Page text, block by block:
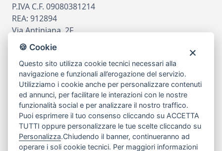
P.IVA C.F. 09080381214
REA: 912894
Via Antiniana, 2F
80078 Pozzuoli
tel081.7515380
emailinfo@edicomm.it
Assistenza Clienti
Chi siamo
🍪 Cookie
Questo sito utilizza cookie tecnici necessari alla
navigazione e funzionali all’erogazione del servizio.
Utilizziamo i cookie anche per personalizzare contenuti
ed annunci, per facilitare le interazioni con le nostre
funzionalità social e per analizzare il nostro traffico.
Puoi esprimere il tuo consenso cliccando su ACCETTA
TUTTI oppure personalizzare le tue scelte cliccando su
Personalizza.Chiudendo il banner, continueranno ad
operare i soli cookie tecnici. Per maggiori informazioni